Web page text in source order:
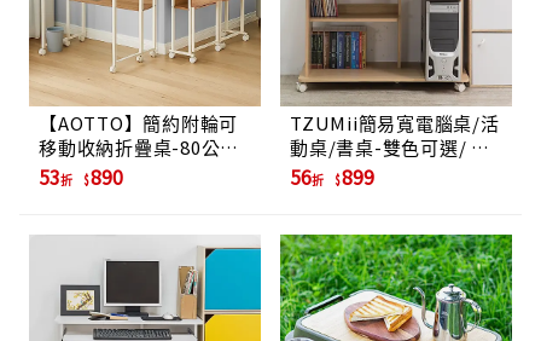
【AOTTO】簡約附輪可
移動收納折疊桌-80公分
(邊桌 茶几 邊几 書桌 電
53折 890
TZUMii簡易寬電腦桌/活
動桌/書桌-雙色可選/ 木
紋色
56折 899